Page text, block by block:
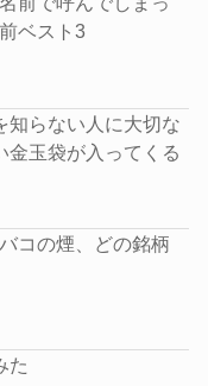
ベスト3
知らない人に大切な
金玉袋が入ってくる
コの煙、どの銘柄
た